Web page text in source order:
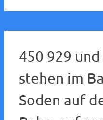
450 929
stehen im
Soden auf